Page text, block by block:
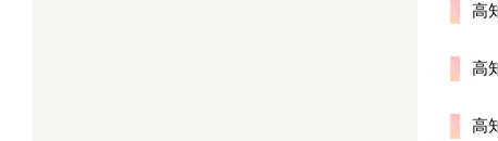
高
高
高